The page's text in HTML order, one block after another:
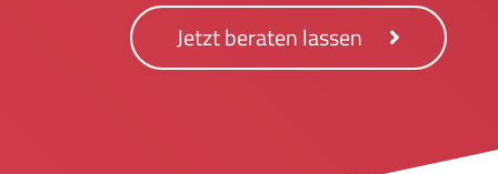
Jetzt beraten lassen